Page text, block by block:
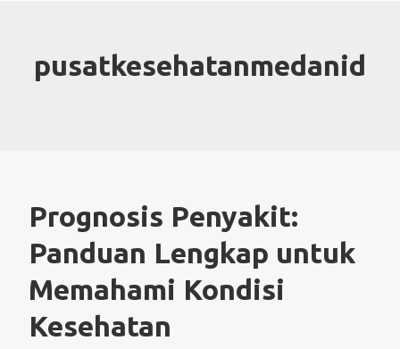
pusatkesehatanmedanid
Prognosis Penyakit:
Panduan Lengkap untuk
Memahami Kondisi
Kesehatan